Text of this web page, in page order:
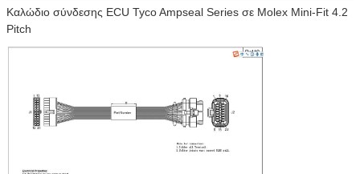
Καλώδιο σύνδεσης ECU Tyco Ampseal Series σε Molex Mini-Fit 4.2
Pitch